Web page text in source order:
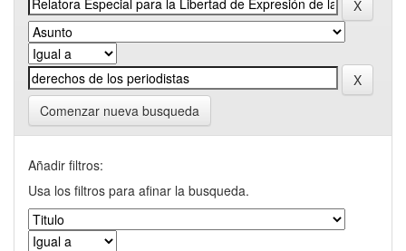
Comenzar nueva busqueda
Añadir filtros:
Usa los filtros para afinar la busqueda.